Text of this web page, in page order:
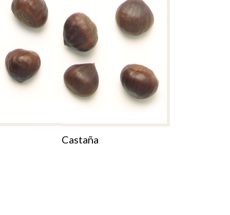
Castaña